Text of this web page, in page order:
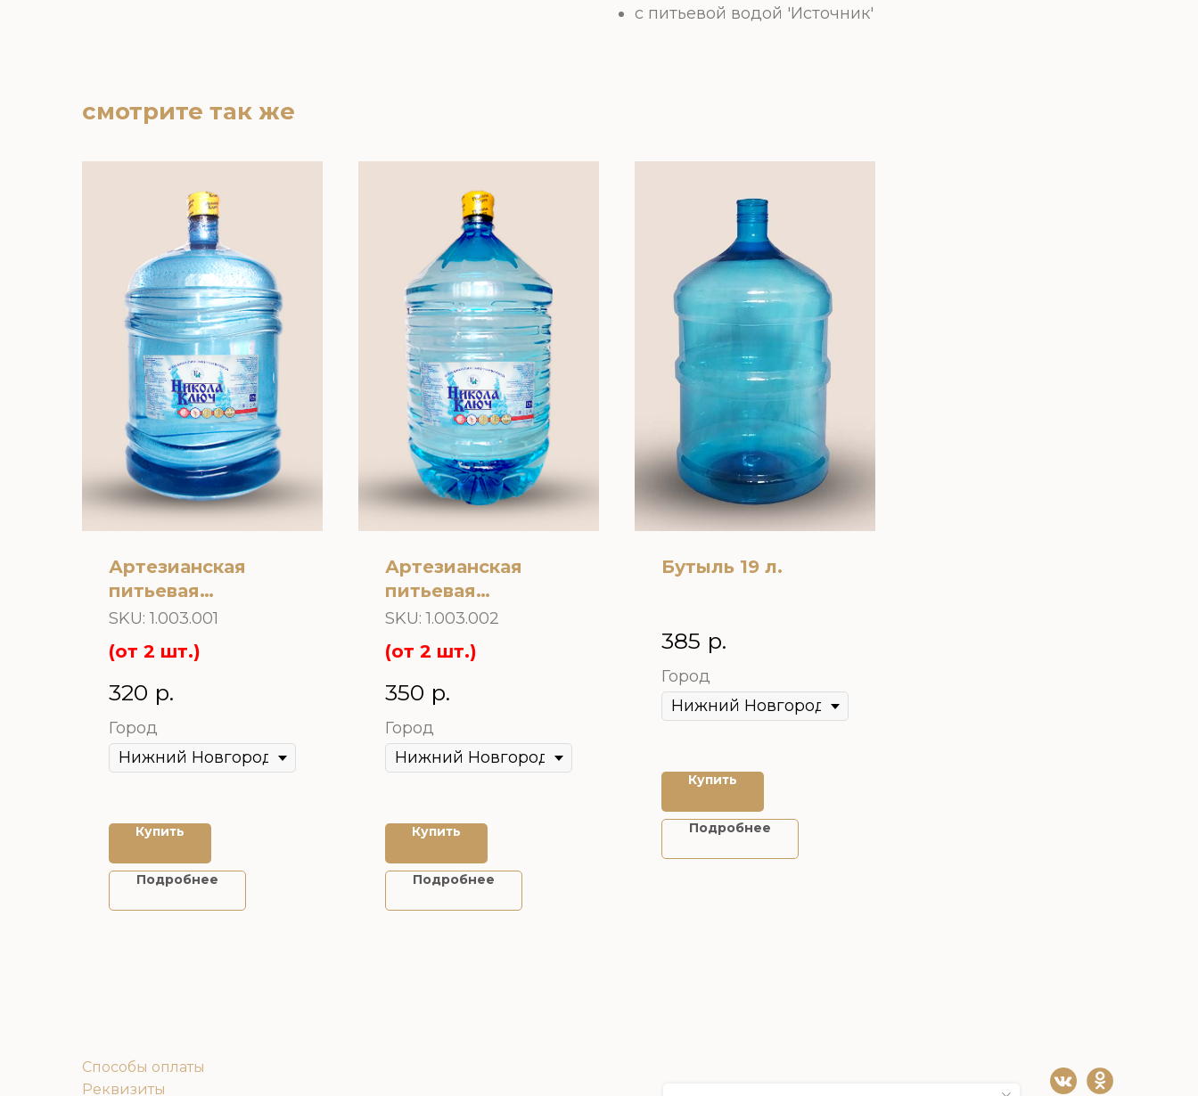
с питьевой водой 'Источник'
смотрите так же
Артезианская
питьевая
природная вода
«Никола Ключ» 19
л. оборотная тара
SKU:1.003.001
(от 2 шт.)
320 р.
Город
Купить
Подробнее
Артезианская
питьевая
природная вода
«Никола Ключ»19
л. одноразовая
тара
SKU:1.003.002
(от 2 шт.)
350 р.
Город
Купить
Подробнее
Бутыль 19 л.
385 р.
Город
Купить
Подробнее
Реквизиты
Способы оплаты